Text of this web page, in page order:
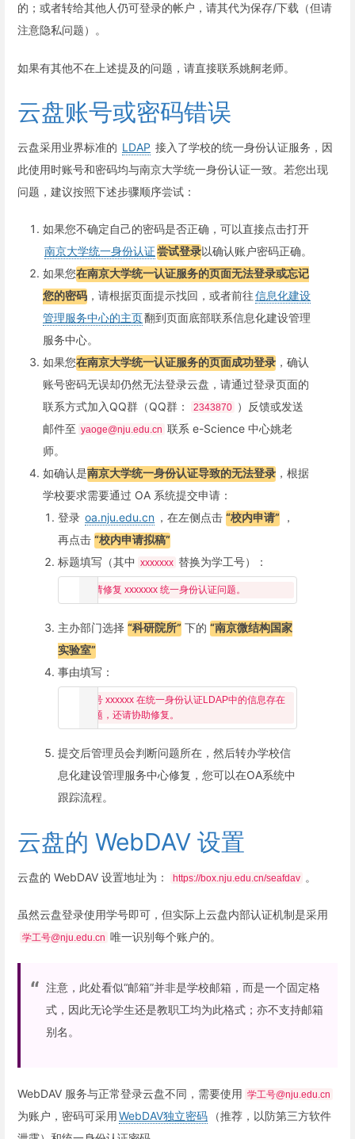
的；或者转给其他人仍可登录的帐户，请其代为保存/下载（但请
注意隐私问题）。
如果有其他不在上述提及的问题，请直接联系姚舸老师。
云盘账号或密码错误
云盘采用业界标准的 LDAP 接入了学校的统一身份认证服务，因
此使用时账号和密码均与南京大学统一身份认证一致。若您出现
问题，建议按照下述步骤顺序尝试：
如果您不确定自己的密码是否正确，可以直接点击打开
南京大学统一身份认证尝试登录以确认账户密码正确。
如果您在南京大学统一认证服务的页面无法登录或忘记
您的密码 ，请根据页面提示找回，或者前往信息化建设
管理服务中心的主页翻到页面底部联系信息化建设管理
服务中心。
如果您在南京大学统一认证服务的页面成功登录 ，确认
账号密码无误却仍然无法登录云盘，请通过登录页面的
联系方式加入QQ群（QQ群：
2343870
）反馈或发送
邮件至 yaoge@nju.edu.cn 联系 e-Science 中心姚老
师。
如确认是南京大学统一身份认证导致的无法登录 ，根据
学校要求需要通过 OA 系统提交申请：
登录 oa.nju.edu.cn ，在左侧点击“校内申请” ，
再点击“校内申请拟稿”
标题填写（其中
xxxxxxx 替换为学工号）：
主办部门选择“科研院所” 下的“南京微结构国家
实验室”
事由填写：
账号 xxxxxx 在统一身份认证LDAP中的信息存在
提交后管理员会判断问题所在，然后转办学校信
息化建设管理服务中心修复，您可以在OA系统中
跟踪流程。
云盘的 WebDAV 设置
云盘的 WebDAV 设置地址为： https://box.nju.edu.cn/seafdav 。
虽然云盘登录使用学号即可，但实际上云盘内部认证机制是采用
学工号@nju.edu.cn 唯一识别每个账户的。
注意，此处看似“邮箱”并非是学校邮箱，而是一个固定格
式，因此无论学生还是教职工均为此格式；亦不支持邮箱
别名。
WebDAV 服务与正常登录云盘不同，需要使用 学工号@nju.edu.cn
为账户，密码可采用WebDAV独立密码
（推荐，以防第三方软件